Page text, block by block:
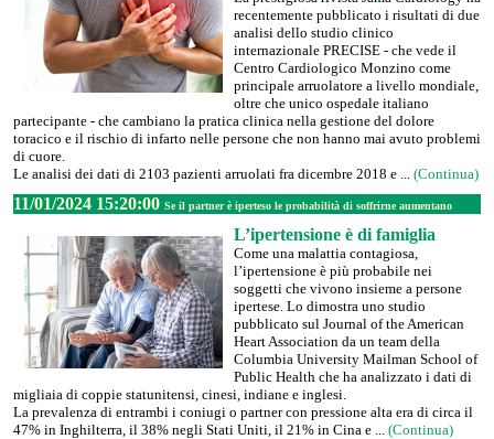
recentemente pubblicato i risultati di due
analisi dello studio clinico
internazionale PRECISE - che vede il
Centro Cardiologico Monzino come
principale arruolatore a livello mondiale,
oltre che unico ospedale italiano
partecipante - che cambiano la pratica clinica nella gestione del dolore
toracico e il rischio di infarto nelle persone che non hanno mai avuto problemi
di cuore.
Le analisi dei dati di 2103 pazienti arruolati fra dicembre 2018 e ... (Continua)
11/01/2024 15:20:00 Se il partner è iperteso le probabilità di soffrirne aumentano
L’ipertensione è di famiglia
Come una malattia contagiosa,
l’ipertensione è più probabile nei
soggetti che vivono insieme a persone
ipertese. Lo dimostra uno studio
pubblicato sul Journal of the American
Heart Association da un team della
Columbia University Mailman School of
Public Health che ha analizzato i dati di
migliaia di coppie statunitensi, cinesi, indiane e inglesi.
La prevalenza di entrambi i coniugi o partner con pressione alta era di circa il
47% in Inghilterra, il 38% negli Stati Uniti, il 21% in Cina e ... (Continua)